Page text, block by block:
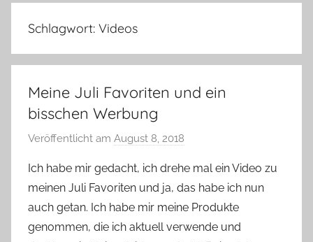
–
Lifestyle,
Produkttests
vieles
mehr
Schlagwort: Videos
Meine Juli Favoriten und ein
bisschen Werbung
Veröffentlicht am August 8, 2018
n
Y
v
o
Ich habe mir gedacht, ich drehe mal ein Video zu
meinen Juli Favoriten und ja, das habe ich nun
auch getan. Ich habe mir meine Produkte
genommen, die ich aktuell verwende und